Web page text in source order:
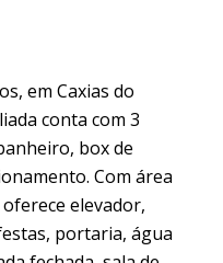
em Caxias do
conta com 3
box de
Com área
elevador,
portaria, água